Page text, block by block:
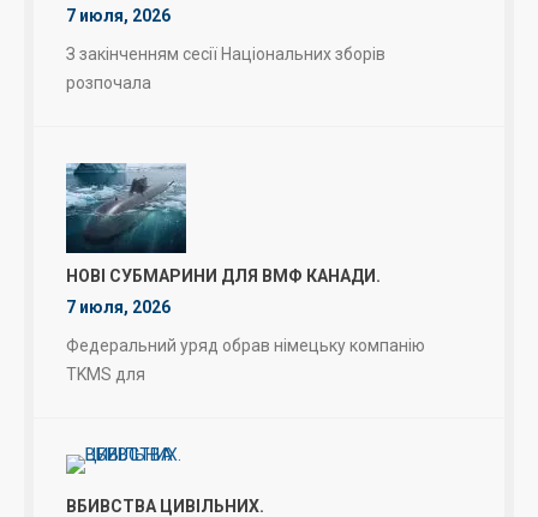
7 июля, 2026
З закінченням сесії Національних зборів
розпочала
НОВІ СУБМАРИНИ ДЛЯ ВМФ КАНАДИ.
7 июля, 2026
Федеральний уряд обрав німецьку компанію
TKMS для
ВБИВСТВА ЦИВІЛЬНИХ.